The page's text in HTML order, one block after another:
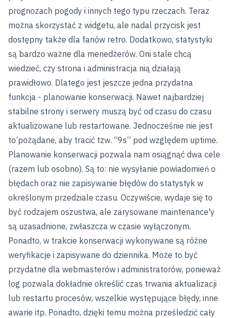
prognozach pogody i innych tego typu rzeczach. Teraz
można skorzystać z widgetu, ale nadal przycisk jest
dostępny także dla fanów retro. Dodatkowo, statystyki
są bardzo ważne dla menedżerów. Oni stale chcą
wiedzieć, czy strona i administracja nią działają
prawidłowo. Dlatego jest jeszcze jedna przydatna
funkcja - planowanie konserwacji. Nawet najbardziej
stabilne strony i serwery muszą być od czasu do czasu
aktualizowane lub restartowane. Jednocześnie nie jest
to’pożądane, aby tracić tzw. “9s” pod względem uptime.
Planowanie konserwacji pozwala nam osiągnąć dwa cele
(razem lub osobno). Są to: nie wysyłanie powiadomień o
błędach oraz nie zapisywanie błędów do statystyk w
określonym przedziale czasu. Oczywiście, wydaje się to
być rodzajem oszustwa, ale zarysowane maintenance'y
są uzasadnione, zwłaszcza w czasie wyłączonym.
Ponadto, w trakcie konserwacji wykonywane są różne
weryfikacje i zapisywane do dziennika. Może to być
przydatne dla webmasterów i administratorów, ponieważ
log pozwala dokładnie określić czas trwania aktualizacji
lub restartu procesów, wszelkie występujące błędy, inne
awarie itp. Ponadto, dzięki temu można prześledzić cały